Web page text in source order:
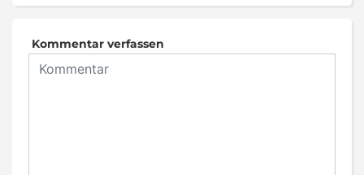
Kommentar verfassen